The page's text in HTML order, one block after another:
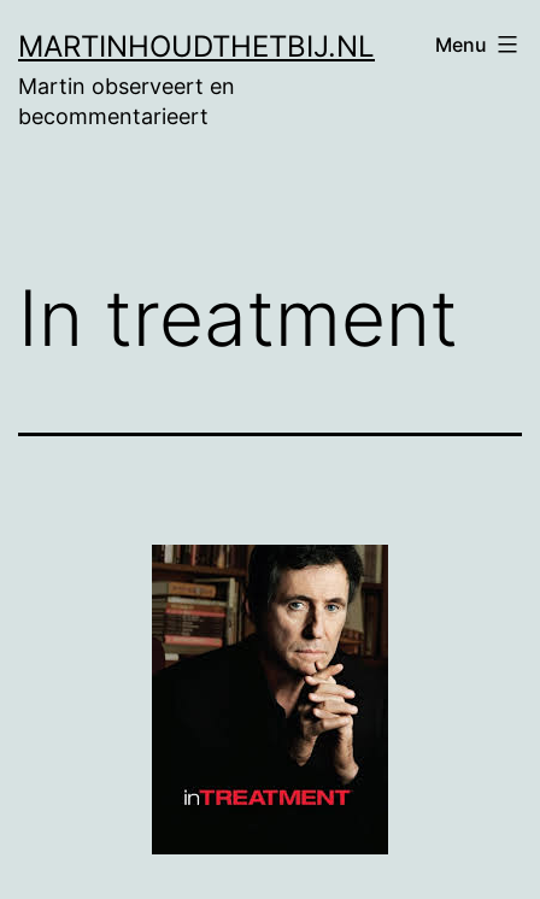
naar
de
MARTINHOUDTHETBIJ.NL
Martin observeert en
becommentarieert
Menu
In treatment